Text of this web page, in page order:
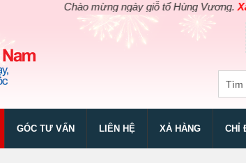
Chào mừng ngày giỗ tổ Hùng Vương.Xả kho
GÓC TƯ VẤN LIÊN HỆ XẢ HÀNG CHỈ